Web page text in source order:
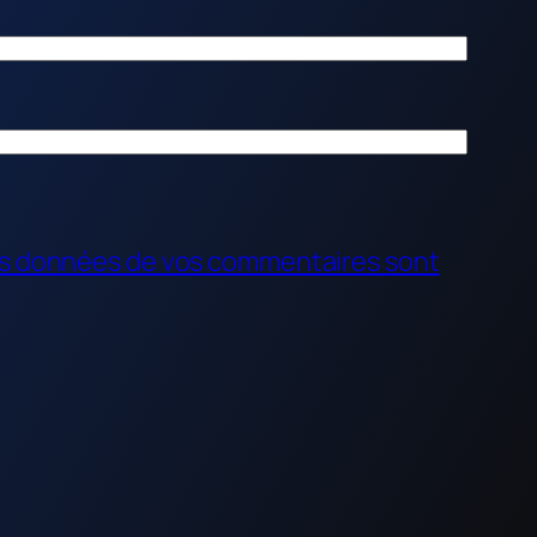
données de vos commentaires sont